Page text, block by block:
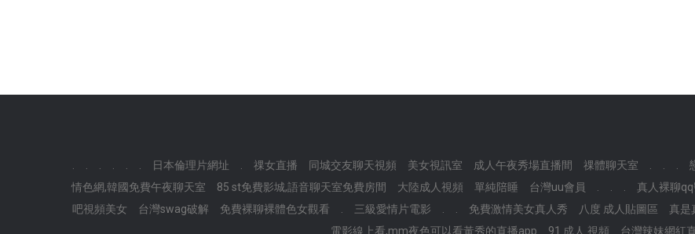
日本倫理片網址 祼女直播 同城交友聊天視頻 美女視訊室 成人午夜秀場直播間 祼體聊天室
情色網,韓國免費午夜聊天室
85 st免費影城,語音聊天室免費房間 大陸成人視頻 單純陪睡 台灣uu會員 真人裸聊
吧視頻美女
台灣swag破解 免費裸聊裸體色女觀看 三級愛情片電影 免費激情美女真人秀 八度 成人貼圖區 真是
電影線上看,mm夜色可以看黃秀的直播app
91 成人 視頻 台灣辣妹網紅